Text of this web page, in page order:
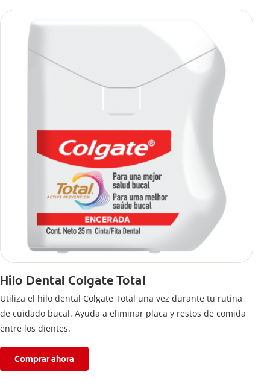
Hilo Dental Colgate Total
Utiliza el hilo dental Colgate Total una vez durante tu rutina
de cuidado bucal. Ayuda a eliminar placa y restos de comida
entre los dientes.
Comprar ahora